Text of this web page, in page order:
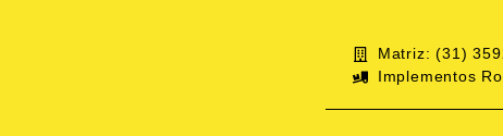
Matriz: (31)
Implementos